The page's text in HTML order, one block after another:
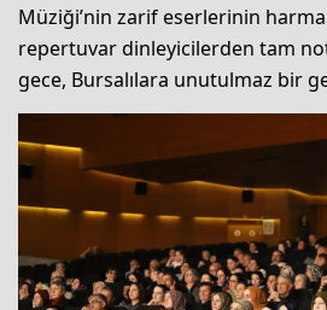
Müziği’nin zarif eserlerinin
repertuvar dinleyicilerden tam
gece, Bursalılara unutulmaz bir